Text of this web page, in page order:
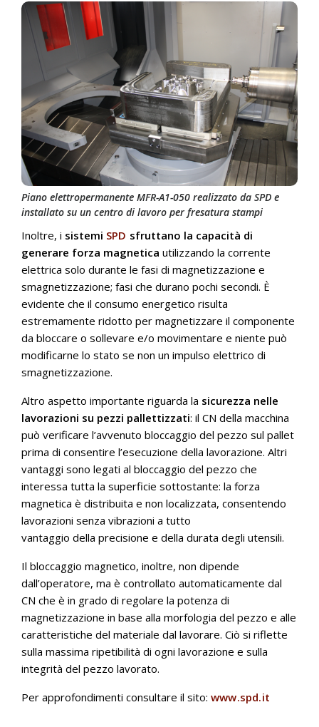
Piano elettropermanente MFR-A1-050 realizzato da SPD e
installato su un centro di lavoro per fresatura stampi
Inoltre, i sistemi SPD sfruttano la capacità di
generare forza magnetica utilizzando la corrente
elettrica solo durante le fasi di magnetizzazione e
smagnetizzazione; fasi che durano pochi secondi. È
evidente che il consumo energetico risulta
estremamente ridotto per magnetizzare il componente
da bloccare o sollevare e/o movimentare e niente può
modificarne lo stato se non un impulso elettrico di
smagnetizzazione.
Altro aspetto importante riguarda la sicurezza nelle
lavorazioni su pezzi pallettizzati: il CN della macchina
può verificare l’avvenuto bloccaggio del pezzo sul pallet
prima di consentire l’esecuzione della lavorazione. Altri
vantaggi sono legati al bloccaggio del pezzo che
interessa tutta la superficie sottostante: la forza
magnetica è distribuita e non localizzata, consentendo
lavorazioni senza vibrazioni a tutto
vantaggio della precisione e della durata degli utensili.
Il bloccaggio magnetico, inoltre, non dipende
dall’operatore, ma è controllato automaticamente dal
CN che è in grado di regolare la potenza di
magnetizzazione in base alla morfologia del pezzo e alle
caratteristiche del materiale dal lavorare. Ciò si riflette
sulla massima ripetibilità di ogni lavorazione e sulla
integrità del pezzo lavorato.
Per approfondimenti consultare il sito: www.spd.it